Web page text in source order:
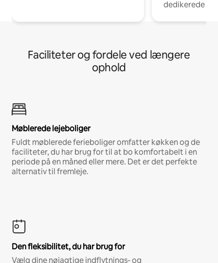
dedikerede
Faciliteter og fordele ved længere
ophold
Møblerede lejeboliger
Fuldt møblerede ferieboliger omfatter køkken og de
faciliteter, du har brug for til at bo komfortabelt i en
periode på en måned eller mere. Det er det perfekte
alternativ til fremleje.
Den fleksibilitet, du har brug for
Vælg dine nøjagtige indflytnings- og